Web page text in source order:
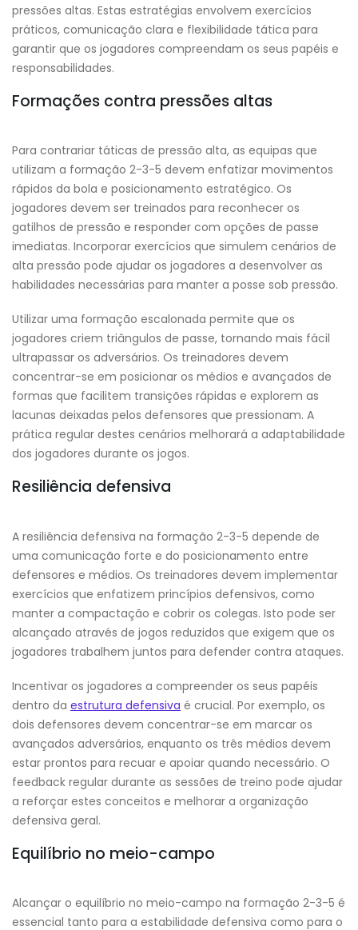
pressões altas. Estas estratégias envolvem exercícios
práticos, comunicação clara e flexibilidade tática para
garantir que os jogadores compreendam os seus papéis e
responsabilidades.
Formações contra pressões altas
Para contrariar táticas de pressão alta, as equipas que
utilizam a formação 2-3-5 devem enfatizar movimentos
rápidos da bola e posicionamento estratégico. Os
jogadores devem ser treinados para reconhecer os
gatilhos de pressão e responder com opções de passe
imediatas. Incorporar exercícios que simulem cenários de
alta pressão pode ajudar os jogadores a desenvolver as
habilidades necessárias para manter a posse sob pressão.
Utilizar uma formação escalonada permite que os
jogadores criem triângulos de passe, tornando mais fácil
ultrapassar os adversários. Os treinadores devem
concentrar-se em posicionar os médios e avançados de
formas que facilitem transições rápidas e explorem as
lacunas deixadas pelos defensores que pressionam. A
prática regular destes cenários melhorará a adaptabilidade
dos jogadores durante os jogos.
Resiliência defensiva
A resiliência defensiva na formação 2-3-5 depende de
uma comunicação forte e do posicionamento entre
defensores e médios. Os treinadores devem implementar
exercícios que enfatizem princípios defensivos, como
manter a compactação e cobrir os colegas. Isto pode ser
alcançado através de jogos reduzidos que exigem que os
jogadores trabalhem juntos para defender contra ataques.
Incentivar os jogadores a compreender os seus papéis
dentro da estrutura defensiva é crucial. Por exemplo, os
dois defensores devem concentrar-se em marcar os
avançados adversários, enquanto os três médios devem
estar prontos para recuar e apoiar quando necessário. O
feedback regular durante as sessões de treino pode ajudar
a reforçar estes conceitos e melhorar a organização
defensiva geral.
Equilíbrio no meio-campo
Alcançar o equilíbrio no meio-campo na formação 2-3-5 é
essencial tanto para a estabilidade defensiva como para o